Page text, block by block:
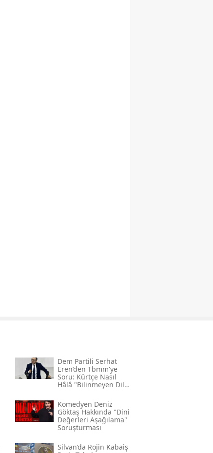
Dem Partili Serhat
Eren’den Tbmm'ye
Soru: Kürtçe Nasıl
Hâlâ "bilinmeyen Dil"
Gerekçesi Nedir?"
Komedyen Deniz
Göktaş Hakkında "dini
Değerleri Aşağılama"
Soruşturması
Silvan’da Rojin Kabaiş